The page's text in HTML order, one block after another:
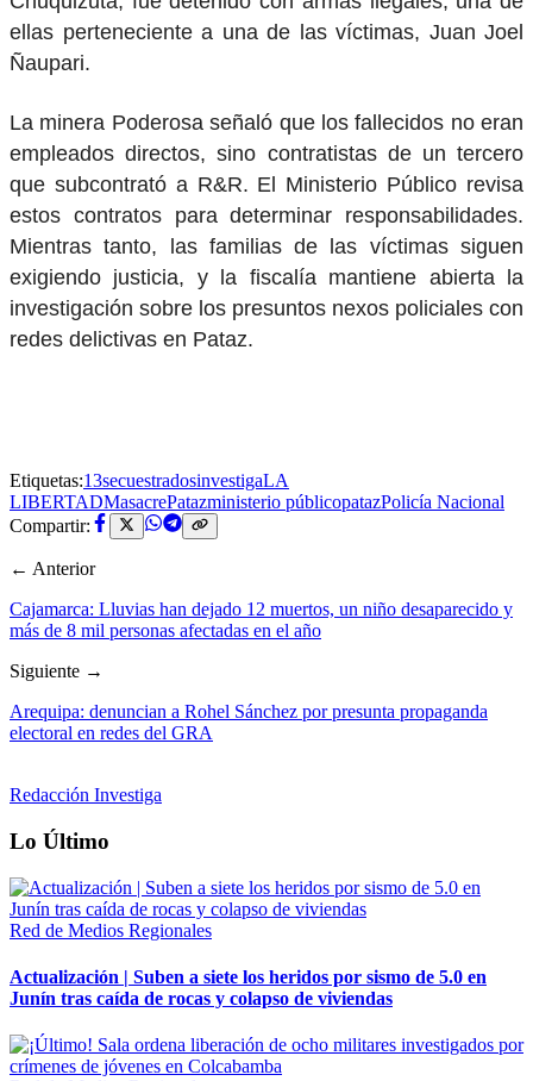
ellas perteneciente a una de las víctimas, Juan Joel
Ñaupari.
La minera Poderosa señaló que los fallecidos no eran
empleados directos, sino contratistas de un tercero
que subcontrató a R&R. El Ministerio Público revisa
estos contratos para determinar responsabilidades.
Mientras tanto, las familias de las víctimas siguen
exigiendo justicia, y la fiscalía mantiene abierta la
investigación sobre los presuntos nexos policiales con
redes delictivas en Pataz.
Etiquetas:13secuestradosinvestigaLA
LIBERTADMasacrePatazministerio públicopatazPolicía Nacional
Compartir:
← Anterior
Cajamarca: Lluvias han dejado 12 muertos, un niño desaparecido y
más de 8 mil personas afectadas en el año
Siguiente →
Arequipa: denuncian a Rohel Sánchez por presunta propaganda
electoral en redes del GRA
Redacción Investiga
Lo Último
Red de Medios Regionales
Actualización | Suben a siete los heridos por sismo de 5.0 en
Junín tras caída de rocas y colapso de viviendas